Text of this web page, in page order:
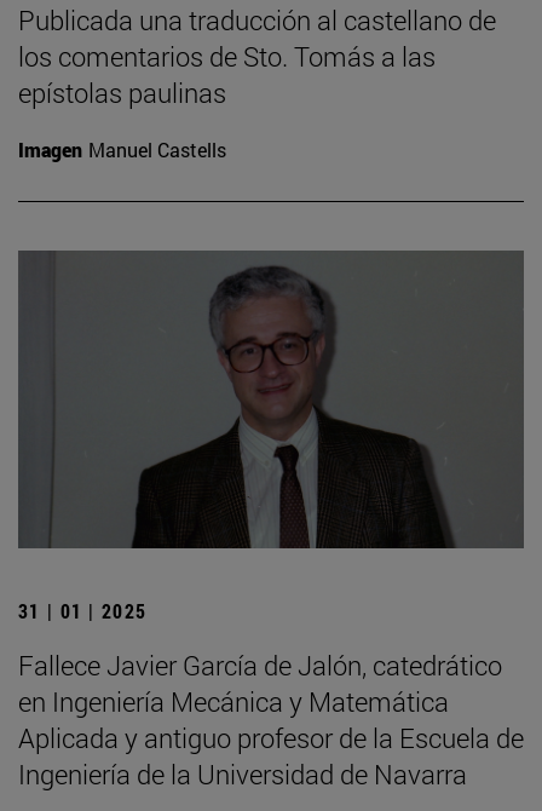
Publicada una traducción al castellano de
los comentarios de Sto. Tomás a las
epístolas paulinas
Imagen Manuel Castells
31 | 01 | 2025
Fallece Javier García de Jalón, catedrático
en Ingeniería Mecánica y Matemática
Aplicada y antiguo profesor de la Escuela de
Ingeniería de la Universidad de Navarra